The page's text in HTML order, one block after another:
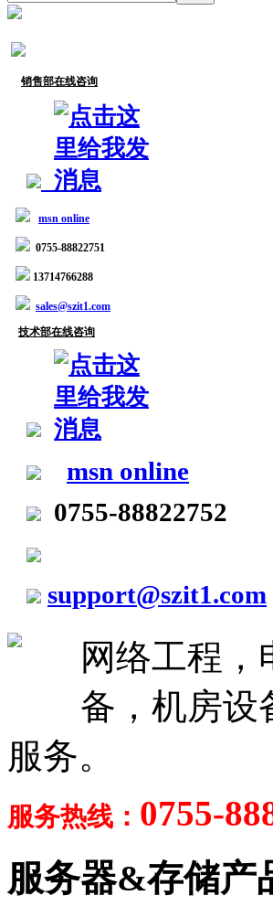
销售部在线咨询
msn online
0755-88822751
13714766288
sales@szit1.com
技术部在线咨询
msn online
0755-88822752
support@szit1.com
网络工程
备，机房设
服务。
服务热线： 0755-
服务器&存储产